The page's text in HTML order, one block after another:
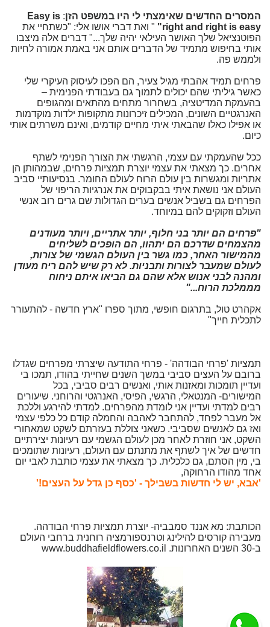
המסרים החדשים שאימצתי לי היו במשפט הזן:
Easy is
right and right is easy"
" ואת דברי אושו אלי: "כשתחיי את
הפוטנציאל שלך האושר העילאי יהיה שלך..." דברים אלה מיצבו
אותי בחיפוש מתמיד של הדברים אותם אני באמת אמורה לחיות
ולממש פה.
פרחים תמיד אהבתי מגיל צעיר, הם הפכו לעיסוק העיקרי שלי
כאשר גיליתי שהם יכולים לתמוך גם בעבודתי הפנימית –
בהעמקת המדיטציה, בשחרור מתחים מהתאים ומהגופים
האנרגטיים השונים, המכילים זיכרונות מתקופות ילדות מוקדמות
או אפילו כאלו שהבאתי איתי מחיים קודמים, ואינם משרתים אותי
כיום.
ככל שהעמקתי עם עצמי, הרגשתי את הצורך הפנימי לשתף
אחרים. כך מצאתי את עצמי יוצרת תמציות פרחים, שבמהותן הן
אתריות ומגשרות בין עולם הרוח לעולם החומר. בנסיעותיי סביב
העולם אני נושאת איתי בבקבוקים את אנרגיות הריפוי של
הפרחים גם בשביל אנשים בערים הגדולות שם גרים רוב אנשי
העולם וזקוקים להם במיוחד.
"פרחים הם יותר בני חלוף, יותר אתריים, ויותר מעודנים
מהצמחים שדרכם הם יתהוו, הם הופכים לשליחים
מהמישור האחר, כמו גשר בין העולם הגשמי של צורות,
לעולם שמעבר לצורות ותבניות. לא רק שיש להם ריח מעודן
ומהנה לבני אנוש אלא שהם גם הביאו איתם ניחוח
מממלכת הרוח..."
אקהרט טול, בתרגום חופשי, מתוך ספרו "ארץ חדשה - להתעורר
לתכלית חייך"
תמציות 'פרחי הבודהה' - פרחי התודעה שיצרתי מפרחים שגדלו
ברובם על העצים סביבי במשך השנים שחייתי בהודו, תמכו בי
ועדיין תומכות ומאזנות אותי, ואנשים רבים סביבי, בכל
המישורים- המנטאלי, הרגשי, הפיסי, האנרגטי והרוחני. שיעורים
רבים למדתי ועדיין אני לומדת מהפרחים. למדתי להירגע וללכת
אל מעבר לפחד, להתחבר לאהבה והחמלה קודם כל כלפי עצמי
ואז גם לאנשים שסביבי. כשאני צוללת בעזרתם לשקט שמאחורי
השקט, אני חוזרת לאחר מכן לעולם הגשמי עם רעיונות יצירתיים
חדשים של איך לשתף את מתנתם עם העולם, רעיונות שתומכים
בי, מין הסתם, גם כלכלית. כך מצאתי את עצמי כותבת לאבי יום
אחד מהודו הרחוקה,
'אבא, יש לי חדשות בשבילך - 'כסף כן גדל על העצים!'
הכותבת: מא אננד סמבביה- יוצרת תמציות פרחי הבודהה.
מעבירה קורסים להילינג וטרנספורמציה רוחנית ברחבי העולם
ב-30 השנים האחרונות. www.buddhafieldflowers.co.il